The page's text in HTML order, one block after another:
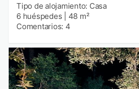
Tipo de alojamiento: Casa
6 huéspedes
48 m²
Comentarios: 4